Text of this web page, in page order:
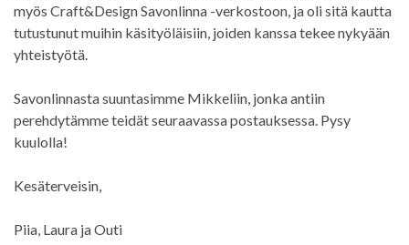
myös Craft&Design Savonlinna -verkostoon, ja oli sitä kautta
tutustunut muihin käsityöläisiin, joiden kanssa tekee nykyään
yhteistyötä.
Savonlinnasta suuntasimme Mikkeliin, jonka antiin
perehdytämme teidät seuraavassa postauksessa. Pysy
kuulolla!
Kesäterveisin,
Piia, Laura ja Outi